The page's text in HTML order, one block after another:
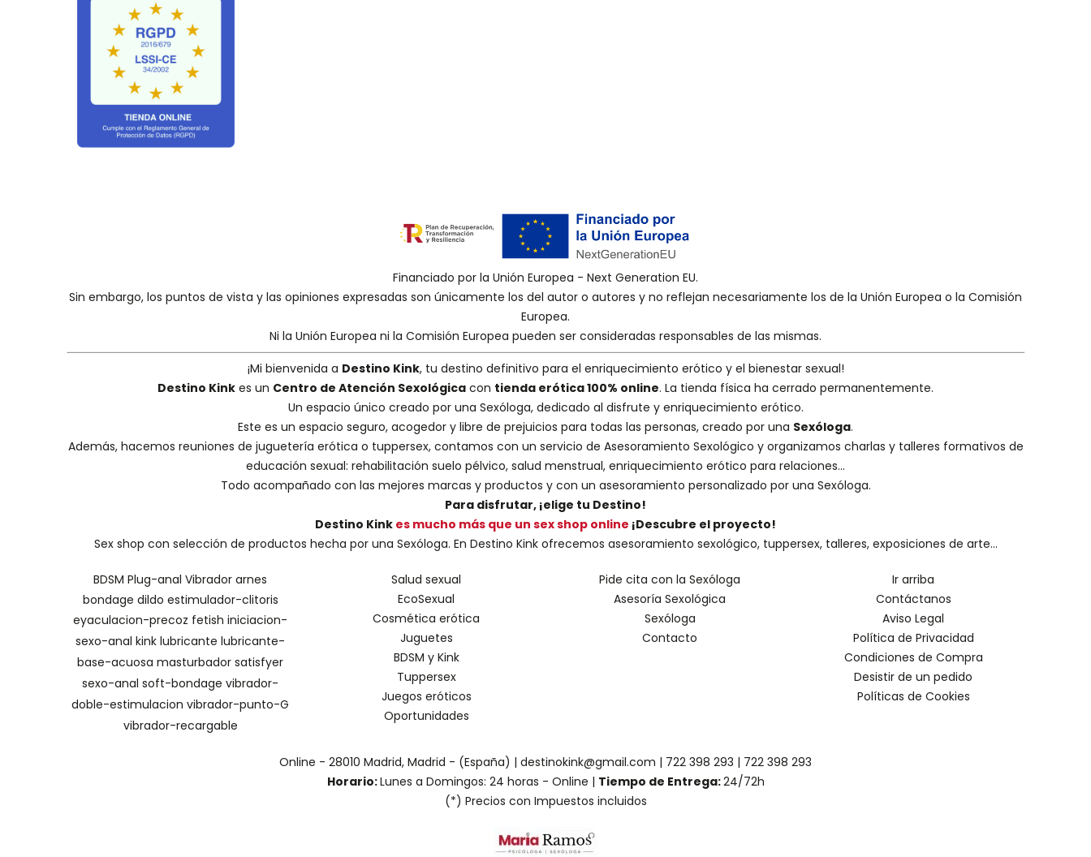
Financiado por la Unión Europea - Next Generation EU.
Sin embargo, los puntos de vista y las opiniones expresadas son únicamente los del autor o autores y no reflejan necesariamente los de la Unión Europea o la Comisión
Europea.
Ni la Unión Europea ni la Comisión Europea pueden ser consideradas responsables de las mismas.
¡Mi bienvenida a Destino Kink, tu destino definitivo para el enriquecimiento erótico y el bienestar sexual!
Destino Kink es un Centro de Atención Sexológica con tienda erótica 100% online. La tienda física ha cerrado permanentemente.
Un espacio único creado por una Sexóloga, dedicado al disfrute y enriquecimiento erótico.
Este es un espacio seguro, acogedor y libre de prejuicios para todas las personas, creado por una Sexóloga.
Además, hacemos reuniones de juguetería erótica o tuppersex, contamos con un servicio de Asesoramiento Sexológico y organizamos charlas y talleres formativos de
educación sexual: rehabilitación suelo pélvico, salud menstrual, enriquecimiento erótico para relaciones...
Todo acompañado con las mejores marcas y productos y con un asesoramiento personalizado por una Sexóloga.
Para disfrutar, ¡elige tu Destino!
Destino Kink es mucho más que un sex shop online ¡Descubre el proyecto!
Sex shop con selección de productos hecha por una Sexóloga. En Destino Kink ofrecemos asesoramiento sexológico, tuppersex, talleres, exposiciones de arte...
BDSM Plug-anal Vibrador arnes
bondage dildo estimulador-clitoris
eyaculacion-precoz fetish iniciacion-
sexo-anal kink lubricante lubricante-
base-acuosa masturbador satisfyer
sexo-anal soft-bondage vibrador-
doble-estimulacion vibrador-punto-G
vibrador-recargable
Salud sexual
EcoSexual
Cosmética erótica
Juguetes
BDSM y Kink
Tuppersex
Juegos eróticos
Oportunidades
Pide cita con la Sexóloga
Asesoría Sexológica
Sexóloga
Contacto
Ir arriba
Contáctanos
Aviso Legal
Política de Privacidad
Condiciones de Compra
Desistir de un pedido
Políticas de Cookies
Online - 28010 Madrid, Madrid - (España) | destinokink@gmail.com | 722 398 293 | 722 398 293
Horario:Lunes a Domingos: 24 horas - Online | Tiempo de Entrega:24/72h
(*) Precios con Impuestos incluidos